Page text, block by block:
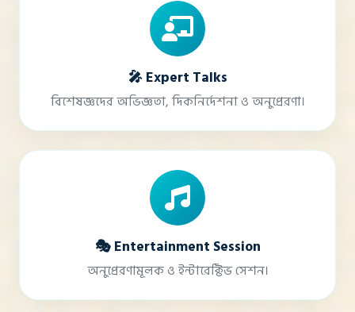
🎤 Expert Talks
বিশেষজ্ঞদের অভিজ্ঞতা, দিকনির্দেশনা ও অনুপ্রেরণা।
🎭 Entertainment Session
অনুপ্রেরণামূলক ও ইন্টারেক্টিভ সেশন।